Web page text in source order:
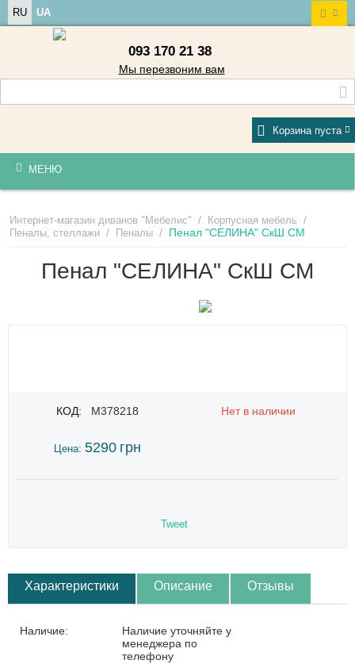
RU UA
093 170 21 38
Мы перезвоним вам
Корзина пуста
МЕНЮ
Интернет-магазин диванов "Мебелис" / Корпусная мебель /
Пеналы, стеллажи / Пеналы / Пенал "СЕЛИНА" СкШ СМ
Пенал "СЕЛИНА" СкШ СМ
КОД: M378218 Нет в наличии
Цена: 5290 грн
Tweet
Характеристики Описание Отзывы
Наличие:
Наличие уточняйте у
менеджера по
телефону